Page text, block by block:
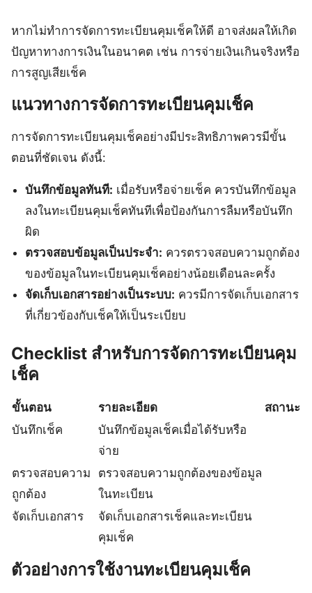
หากไม่ทำการจัดการทะเบียนคุมเช็คให้ดี อาจส่งผลให้เกิด
ปัญหาทางการเงินในอนาคต เช่น การจ่ายเงินเกินจริงหรือ
การสูญเสียเช็ค
แนวทางการจัดการทะเบียนคุมเช็ค
การจัดการทะเบียนคุมเช็คอย่างมีประสิทธิภาพควรมีขั้น
ตอนที่ชัดเจน ดังนี้:
บันทึกข้อมูลทันที: เมื่อรับหรือจ่ายเช็ค ควรบันทึกข้อมูล
ลงในทะเบียนคุมเช็คทันทีเพื่อป้องกันการลืมหรือบันทึก
ผิด
ตรวจสอบข้อมูลเป็นประจำ: ควรตรวจสอบความถูกต้อง
ของข้อมูลในทะเบียนคุมเช็คอย่างน้อยเดือนละครั้ง
จัดเก็บเอกสารอย่างเป็นระบบ: ควรมีการจัดเก็บเอกสาร
ที่เกี่ยวข้องกับเช็คให้เป็นระเบียบ
Checklist สำหรับการจัดการทะเบียนคุม
เช็ค
ขั้นตอน รายละเอียด
สถานะ
บันทึกเช็ค
บันทึกข้อมูลเช็คเมื่อได้รับหรือ
จ่าย
ตรวจสอบความ
ถูกต้อง
ตรวจสอบความถูกต้องของข้อมูล
ในทะเบียน
จัดเก็บเอกสาร
จัดเก็บเอกสารเช็คและทะเบียน
คุมเช็ค
ตัวอย่างการใช้งานทะเบียนคุมเช็ค